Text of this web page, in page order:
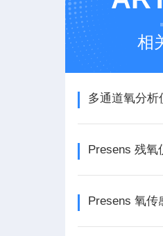
相
Presens 氧传